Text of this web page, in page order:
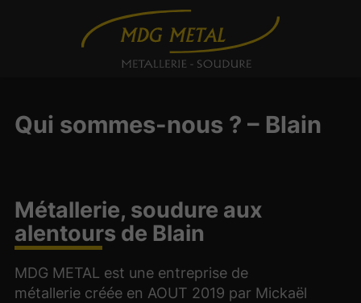
Qui sommes-nous ? – Blain
Métallerie, soudure aux
alentours de Blain
MDG METAL est une entreprise de
métallerie créée en AOUT 2019 par Mickaël